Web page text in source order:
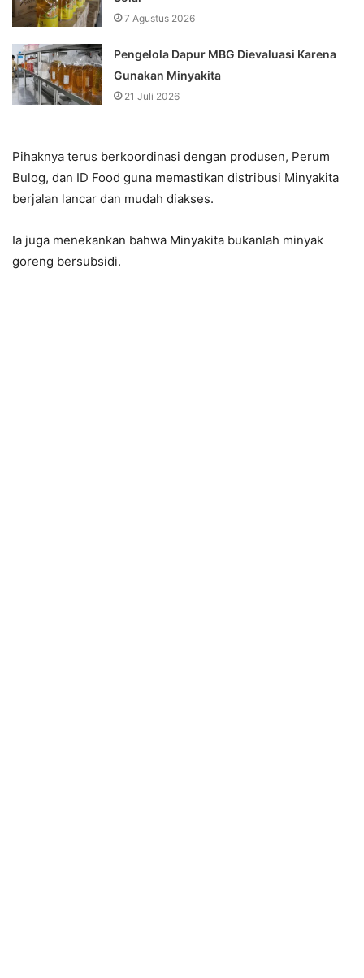
7 Agustus 2026
Pengelola Dapur MBG Dievaluasi Karena
Gunakan Minyakita
21 Juli 2026
Pihaknya terus berkoordinasi dengan produsen, Perum
Bulog, dan ID Food guna memastikan distribusi Minyakita
berjalan lancar dan mudah diakses.
Ia juga menekankan bahwa Minyakita bukanlah minyak
goreng bersubsidi.